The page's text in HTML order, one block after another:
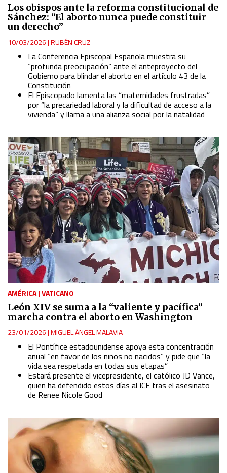
Los obispos ante la reforma constitucional de
Sánchez: “El aborto nunca puede constituir
un derecho”
10/03/2026|RUBÉN CRUZ
La Conferencia Episcopal Española muestra su
“profunda preocupación” ante el anteproyecto del
Gobierno para blindar el aborto en el artículo 43 de la
Constitución
El Episcopado lamenta las “maternidades frustradas”
por “la precariedad laboral y la dificultad de acceso a la
vivienda” y llama a una alianza social por la natalidad
AMÉRICA|VATICANO
León XIV se suma a la “valiente y pacífica”
marcha contra el aborto en Washington
23/01/2026|MIGUEL ÁNGEL MALAVIA
El Pontífice estadounidense apoya esta concentración
anual “en favor de los niños no nacidos” y pide que “la
vida sea respetada en todas sus etapas”
Estará presente el vicepresidente, el católico JD Vance,
quien ha defendido estos días al ICE tras el asesinato
de Renee Nicole Good